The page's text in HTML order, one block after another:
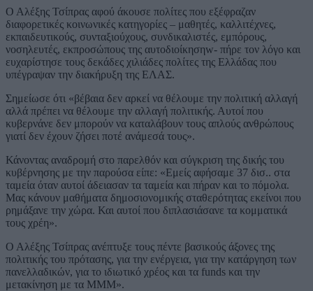
Ο Αλέξης Τσίπρας αφού άκουσε πολίτες που εξέφραζαν
διαφορετικές κοινωνικές κατηγορίες – μαθητές, καλλιτέχνες,
εκπαιδευτικούς, συνταξιούχους, συνδικαλιστές, εμπόρους,
νοσηλευτές, εκπροσώπους της αυτοδιοίκησηw- πήρε τον λόγο και
ευχαρίστησε τους δεκάδες χιλιάδες πολίτες της Ελλάδας που
υπέγραψαν την διακήρυξη της ΕΛΑΣ.
Σημείωσε ότι «βέβαια δεν αρκεί να θέλουμε την πολιτική αλλαγή
αλλά πρέπει να θέλουμε την αλλαγή πολιτικής. Αυτοί που
κυβερνάνε δεν μπορούν να καταλάβουν τους απλούς ανθρώπους
γιατί δεν έχουν ζήσει ποτέ ανάμεσά τους».
Κάνοντας αναδρομή στο παρελθόν και σύγκριση της δικής του
κυβέρνησης με την παρούσα είπε: «Εμείς αφήσαμε 37 δισ.. στα
ταμεία όταν αυτοί άδειασαν τα ταμεία και πήραν και το πόμολα.
Μας κάνουν μαθήματα δημοσιονομικής σταθερότητας εκείνοι που
ρημάξανε την χώρα. Και αυτοί που διπλασιάσανε τα κομματικά
τους χρέη».
Ο Αλέξης Τσίπρας ανέπτυξε τους πέντε βασικούς άξονες της
πολιτικής του πρότασης, για την ενέργεια, για την κατάργηση των
πανελλαδικών, για το ιδιωτικό χρέος και τα funds και την
μετακίνηση με τα ΜΜΜ».